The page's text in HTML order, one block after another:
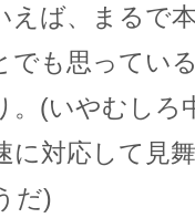
ば、まるで
でも思ってい
。(いやむしろ
に対応して見
だ)